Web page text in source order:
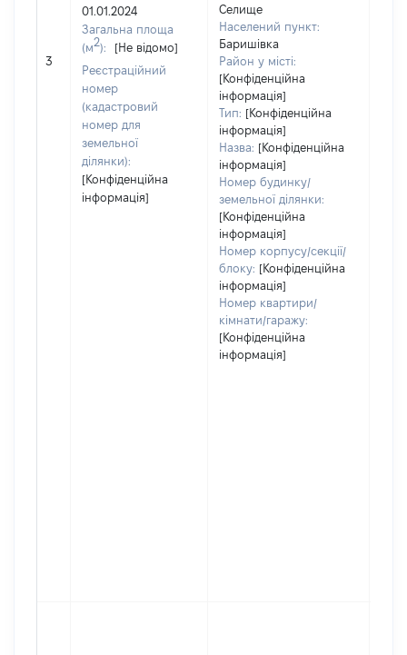
3
01.01.2024
Загальна площа
(м2):
[Не відомо]
Реєстраційний
номер
(кадастровий
номер для
земельної
ділянки):
[Конфіденційна
інформація]
Селище
Населений пункт:
Баришівка
Район у місті:
[Конфіденційна
інформація]
Тип: [Конфіденційна
інформація]
Назва: [Конфіденційна
інформація]
Номер будинку/
земельної ділянки:
[Конфіденційна
інформація]
Номер корпусу/секції/
блоку: [Конфіденційна
інформація]
Номер квартири/
кімнати/гаражу:
[Конфіденційна
інформація]